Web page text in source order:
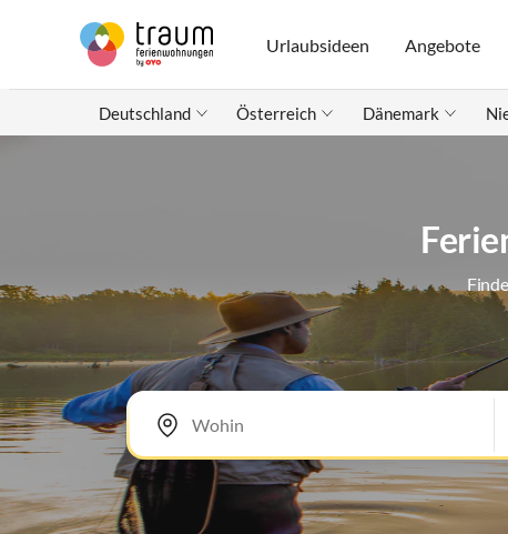
Urlaubsideen Angebote
Deutschland Österreich Dänemark